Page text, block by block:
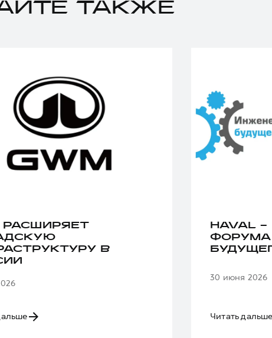
ТАКЖЕ
РАСШИРЯЕТ
В
HAVAL
ФОРУМА
30 июня 2026
Читать дальше